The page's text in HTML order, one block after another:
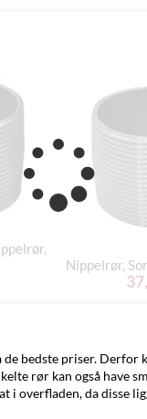
Nippelrør,
bedste priser.
rør kan også
da disse